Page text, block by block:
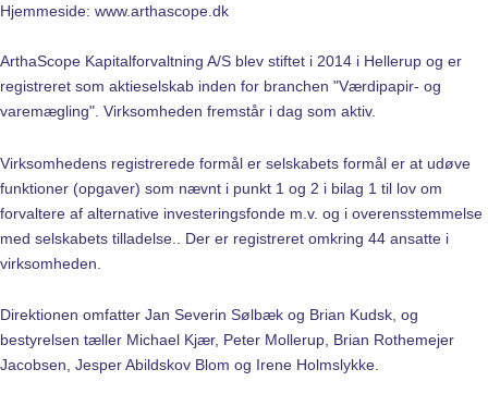
Hjemmeside: www.arthascope.dk
ArthaScope Kapitalforvaltning A/S blev stiftet i 2014 i Hellerup og er
registreret som aktieselskab inden for branchen "Værdipapir- og
varemægling". Virksomheden fremstår i dag som aktiv.
Virksomhedens registrerede formål er selskabets formål er at udøve
funktioner (opgaver) som nævnt i punkt 1 og 2 i bilag 1 til lov om
forvaltere af alternative investeringsfonde m.v. og i overensstemmelse
med selskabets tilladelse.. Der er registreret omkring 44 ansatte i
virksomheden.
Direktionen omfatter Jan Severin Sølbæk og Brian Kudsk, og
bestyrelsen tæller Michael Kjær, Peter Mollerup, Brian Rothemejer
Jacobsen, Jesper Abildskov Blom og Irene Holmslykke.